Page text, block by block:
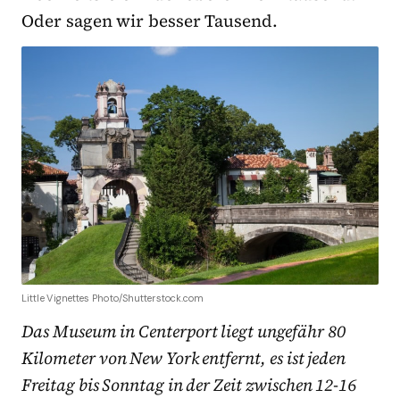
Oder sagen wir besser Tausend.
Little Vignettes Photo/Shutterstock.com
Das Museum in Centerport liegt ungefähr 80
Kilometer von New York entfernt, es ist jeden
Freitag bis Sonntag in der Zeit zwischen 12-16